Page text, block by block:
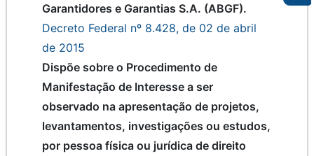
Garantidores e Garantias S.A. (ABGF).
Decreto Federal nº 8.428, de 02 de abril
de 2015
Dispõe sobre o Procedimento de
Manifestação de Interesse a ser
observado na apresentação de projetos,
levantamentos, investigações ou estudos,
por pessoa física ou jurídica de direito